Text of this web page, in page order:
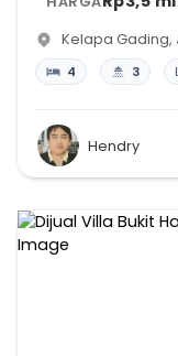
Kelapa Gading,
4 3
Hendry